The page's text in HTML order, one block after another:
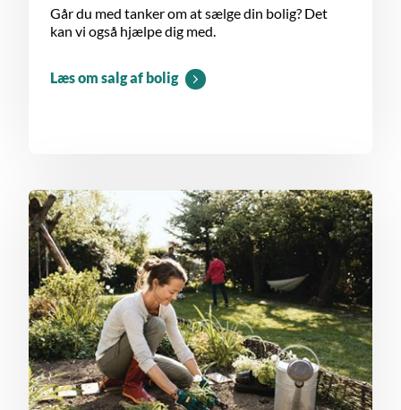
Går du med tanker om at sælge din bolig? Det
kan vi også hjælpe dig med.
Læs om salg af bolig